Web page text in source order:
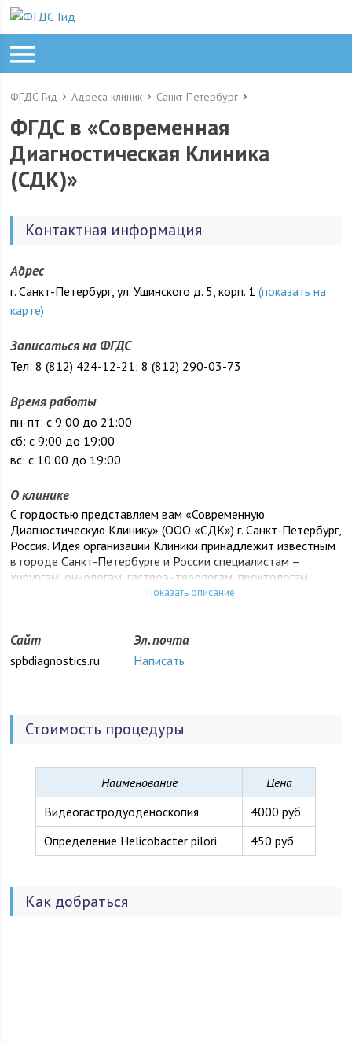
ФГДС Гид Адреса клиник Санкт-Петербург
ФГДС в «Современная
Диагностическая Клиника
(СДК)»
Контактная информация
Адрес
г. Санкт-Петербург, ул. Ушинского д. 5, корп. 1(показать на
карте)
Записаться на ФГДС
Тел: 8 (812) 424-12-21; 8 (812) 290-03-73
Время работы
пн-пт: с 9:00 до 21:00
сб: с 9:00 до 19:00
вс: с 10:00 до 19:00
О клинике
С гордостью представляем вам «Современную
Диагностическую Клинику» (ООО «СДК») г. Санкт-Петербург,
Россия. Идея организации Клиники принадлежит известным
в городе Санкт-Петербурге и России специалистам –
хирургам, онкологам, гастроэнтерологам, проктологам,
которые на протяжении десятилетий работают в этой
своевременного выявления заболевания. При создании
нашей Клиники использован опыт государственных и
частных лечебных учреждений, с привлечением
диагностика - максимальный успех в лечении. Мы
профессионально выполняем свою работу и чётко
наших пациентов – это залог будущего здоровой нации.
Показать описание
Сайт
spbdiagnostics.ru
Эл. почта
Написать
Стоимость процедуры
Наименование
Цена
Видеогастродуоденоскопия
4000 руб
Определение Helicobacter pilori
450 руб
Как добраться